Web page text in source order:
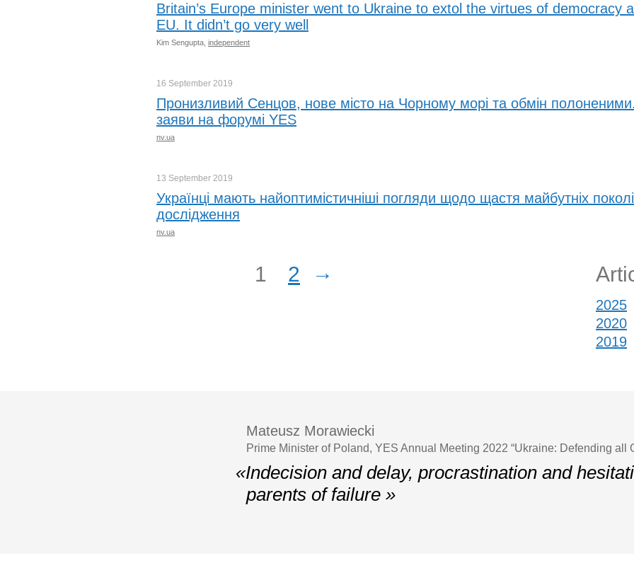
Britain’s Europe minister went to Ukraine to extol the virtues of democracy
EU. It didn’t go very well
Kim Sengupta, independent
16 September 2019
Пронизливий Сенцов, нове місто на Чорному морі та обмін
заяви на форумі YES
nv.ua
13 September 2019
Українці мають найоптимістичніші погляди щодо щастя майбутніх
дослідження
nv.ua
1 2 →
2025
2020
2019
Mateusz Morawiecki
Prime Minister of Poland, YES Annual Meeting 2022 “Ukraine: Defending all
«Indecision and delay, procrastination and
parents of failure »